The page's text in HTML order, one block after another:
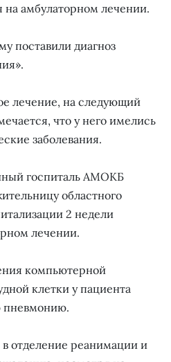
на амбулаторном лечении.
поставили диагноз
лечение, на следующий
что у него имелись
заболевания.
госпиталь АМОКБ
областного
2 недели
лечении.
компьютерной
клетки у пациента
пневмонию.
отделение реанимации и